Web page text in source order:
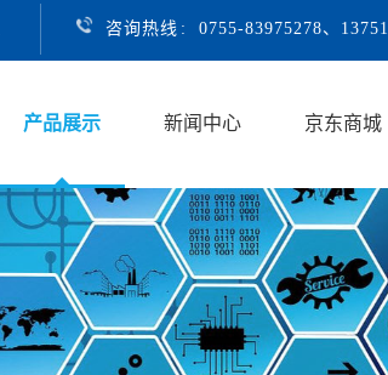
咨询热线 : 0755-83975278、
产品展示 新闻中心 京东商城